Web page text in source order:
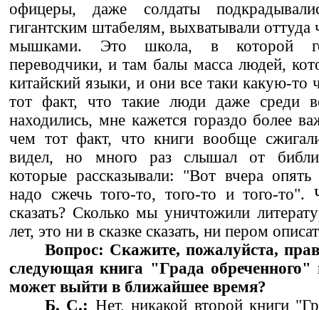
офицеры, даже солдаты
гигантским штабелям, выхватывали
мышками. Это школа, в которой
переводчики, и там балы масса людей,
китайский языки, и они все таки какую-то
тот факт, что такие люди даже среди
находились, мне кажется гораздо более
чем тот факт, что книги вообще
видел, но много раз слышал от
которые рассказывали: "Вот вчера
надо сжечь того-то, того-то и того-
сказать? Сколько мы уничтожили
лет, это ни в сказке сказать, ни пером
Вопрос: Скажите, пожалуйста,
следующая книга "Града
может выйти в ближайшее время?
Б. С.: Нет, никакой второй книги